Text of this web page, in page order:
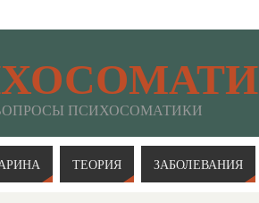
ПСИХОСОМАТИКИ
ТЕОРИЯ ЗАБОЛЕВАНИЯ